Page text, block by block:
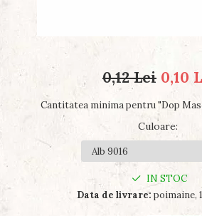
0,12 Lei 0,10
Cantitatea minima pentru "Dop
Culoare:
IN STOC
Data de livrare: poimaine,